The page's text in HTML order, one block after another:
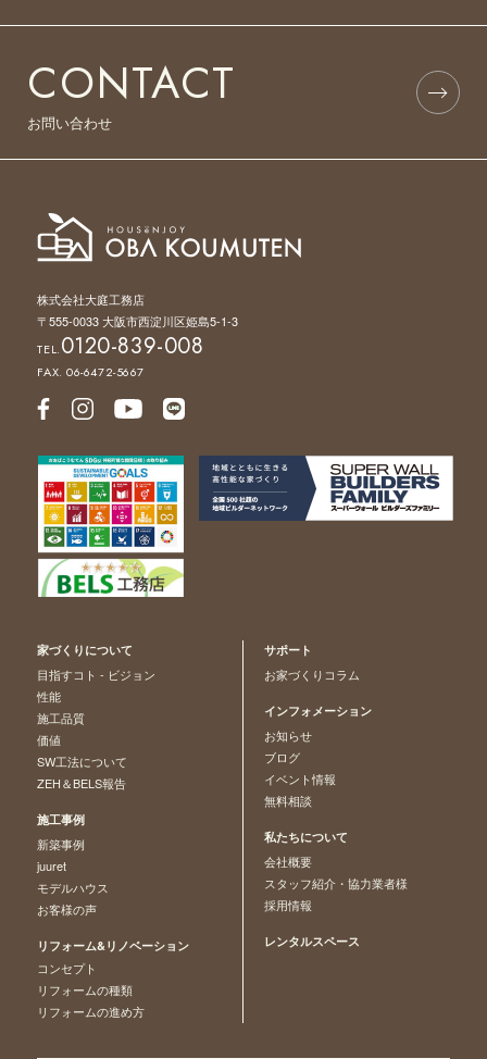
CONTACT
お問い合わせ
株式会社大庭工務店
〒555-0033 大阪市西淀川区姫島5-1-3
TEL.0120-839-008
FAX. 06-6472-5667
家づくりについて
目指すコト - ビジョン
性能
施工品質
価値
SW工法について
ZEH＆BELS報告
施工事例
新築事例
juuret
モデルハウス
お客様の声
リフォーム&リノベーション
コンセプト
リフォームの種類
リフォームの進め方
サポート
お家づくりコラム
インフォメーション
お知らせ
ブログ
イベント情報
無料相談
私たちについて
会社概要
スタッフ紹介・協力業者様
採用情報
レンタルスペース